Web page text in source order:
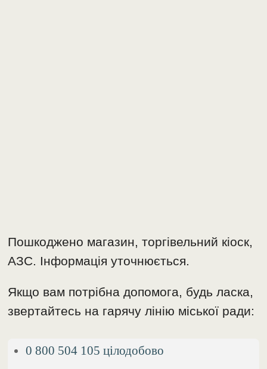
Пошкоджено магазин, торгівельний кіоск,
АЗС. Інформація уточнюється.
Якщо вам потрібна допомога, будь ласка,
звертайтесь на гарячу лінію міської ради:
0 800 504 105 цілодобово